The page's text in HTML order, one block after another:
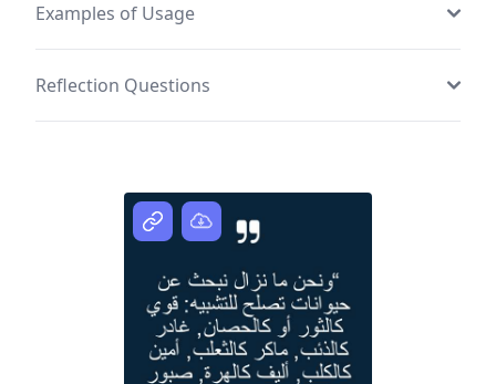
Examples of Usage
Reflection Questions